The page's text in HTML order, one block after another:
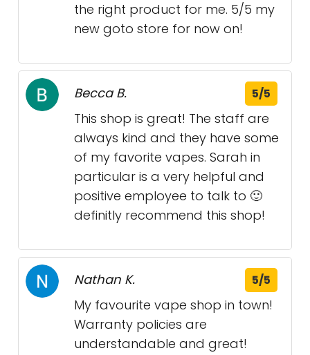
the right product for me. 5/5 my
new goto store for now on!
Becca B. 5/5
This shop is great! The staff are
always kind and they have some
of my favorite vapes. Sarah in
particular is a very helpful and
positive employee to talk to 🙂
definitly recommend this shop!
Nathan K. 5/5
My favourite vape shop in town!
Warranty policies are
understandable and great!